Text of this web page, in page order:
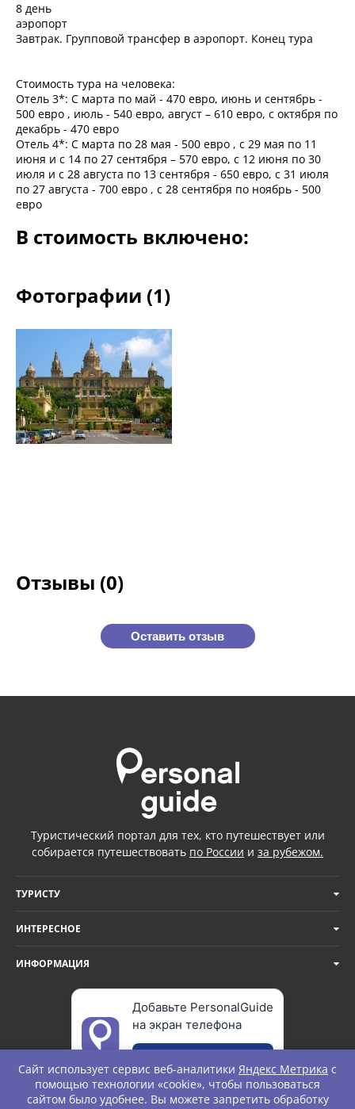
8 день
аэропорт
Завтрак. Групповой трансфер в аэропорт. Конец тура
Стоимость тура на человека:
Отель 3*: С марта по май - 470 евро, июнь и сентябрь -
500 евро , июль - 540 евро, август – 610 евро, с октября по
декабрь - 470 евро
Отель 4*: С марта по 28 мая - 500 евро , с 29 мая по 11
июня и с 14 по 27 сентября – 570 евро, с 12 июня по 30
июля и с 28 августа по 13 сентября - 650 евро, с 31 июля
по 27 августа - 700 евро , с 28 сентября по ноябрь - 500
евро
В стоимость включено:
Фотографии (1)
Отзывы (0)
Оставить отзыв
Туристический портал для тех, кто путешествует или
собирается путешествовать по России и за рубежом.
ТУРИСТУ
ИНТЕРЕСНОЕ
ИНФОРМАЦИЯ
Добавьте PersonalGuide
на экран телефона
Сайт использует сервис веб-аналитики Яндекс Метрика с
помощью технологии «cookie», чтобы пользоваться
сайтом было удобнее. Вы можете запретить обработку